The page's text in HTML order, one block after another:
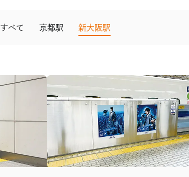
すべて 京都駅 新大阪駅